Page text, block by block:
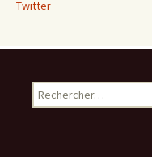
Twitter
Rechercher :